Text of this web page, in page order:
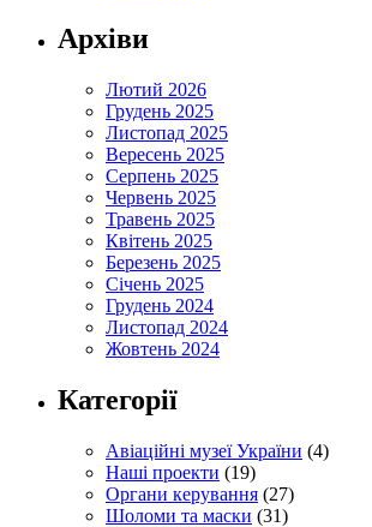
Архіви
Лютий 2026
Грудень 2025
Листопад 2025
Вересень 2025
Серпень 2025
Червень 2025
Травень 2025
Квітень 2025
Березень 2025
Січень 2025
Грудень 2024
Листопад 2024
Жовтень 2024
Категорії
Авіаційні музеї України (4)
Наші проекти (19)
Органи керування (27)
Шоломи та маски (31)